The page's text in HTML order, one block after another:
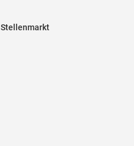
Stellenmarkt